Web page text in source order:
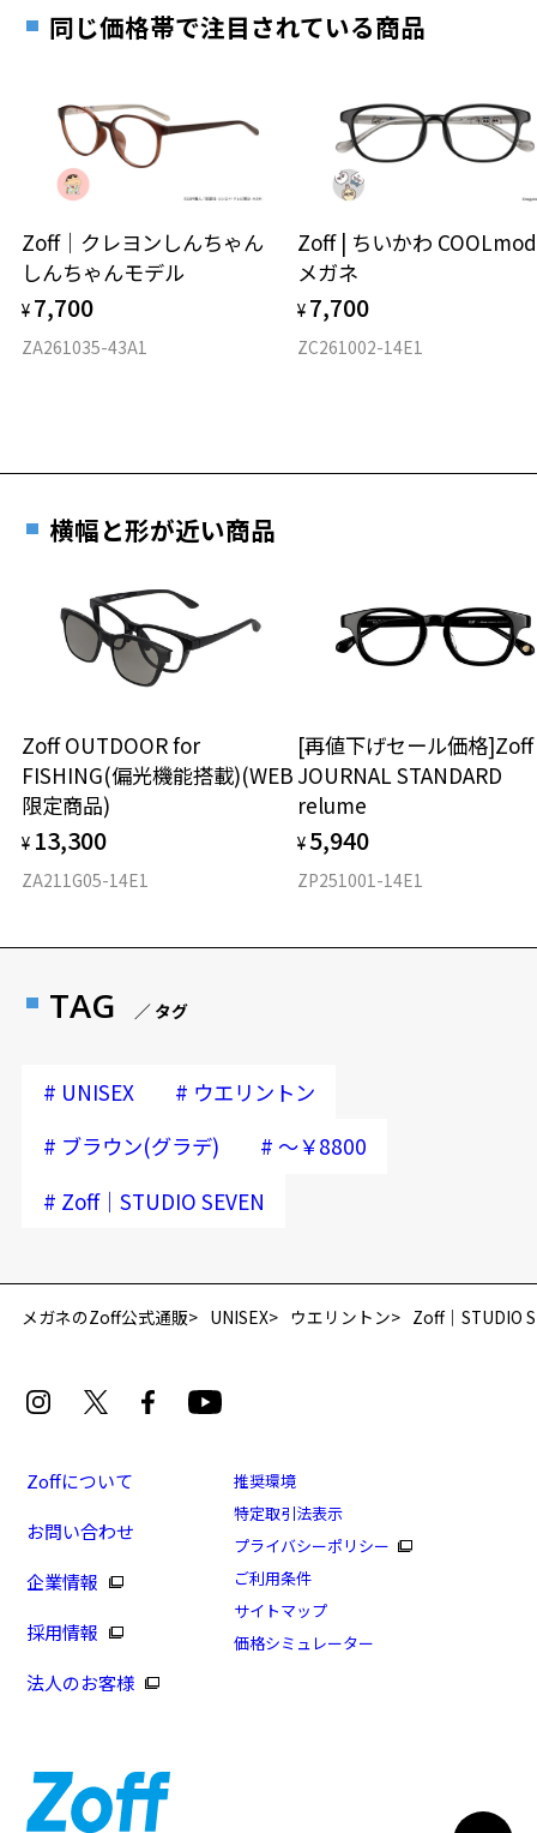
日曜限定！PayPay支払いで+13%ポイントUP
STUDIO SEVEN特設ページをみる
25.6g
※着脱式サングラス：デモレンズ、アタッチメント込みの重さ
タイプ
材質
す。
お近くのZoff実店舗にて度数を測定いただけます（無料）。
その際は記入用紙をダウンロードしてお使いください。
同じ価格帯で注目されている商品
Zoff｜クレヨンしんちゃん
しんちゃんモデル
¥ 7,700
ZA261035-43A1
Zoff | ちいかわ
メガネ
¥ 7,700
ZC261002-14E1
横幅と形が近い商品
Zoff OUTDOOR for
FISHING(偏光機能搭載)(WEB
限定商品)
¥ 13,300
ZA211G05-14E1
[再値下げセール価格
JOURNAL STANDARD
relume
¥ 5,940
ZP251001-14E1
TAG ／ タグ
# UNISEX # ウエリントン
# ブラウン(グラデ) # ～￥8800
# Zoff｜STUDIO SEVEN
メガネのZoff公式通販 UNISEX ウエリントン Zoff｜STUDIO
Zoffについて
お問い合わせ
企業情報
採用情報
法人のお客様
推奨環境
特定取引法表示
プライバシーポリシー
ご利用条件
サイトマップ
価格シミュレーター